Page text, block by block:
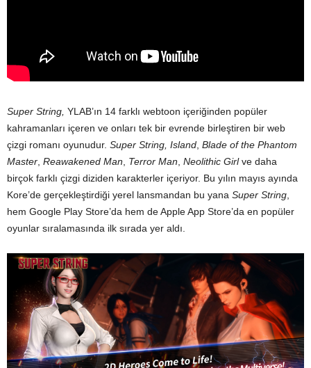
Super String, YLAB’ın 14 farklı webtoon içeriğinden popüler
kahramanları içeren ve onları tek bir evrende birleştiren bir web
çizgi romanı oyunudur. Super String, Island Blade of the Phantom
Master Reawakened Man Terror Man Neolithic Girlve daha
birçok farklı çizgi diziden karakterler içeriyor. Bu yılın mayıs ayında
Kore’de gerçekleştirdiği yerel lansmandan bu yana Super String
hem Google Play Store’da hem de Apple App Store’da en popüler
oyunlar sıralamasında ilk sırada yer aldı.